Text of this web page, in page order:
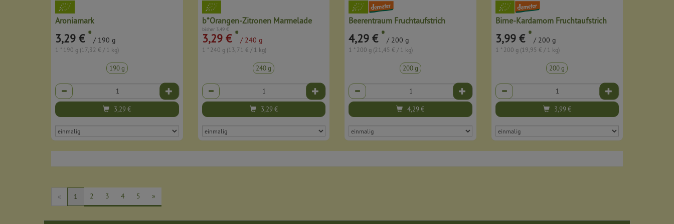
Aroniamark
3,29 € * / 190 g
1 * 190 g (17,32 € / 1 kg)
190 g
Anzahl
3,29€
b*Orangen-Zitronen Marmelade
bisher 3,49 €
3,29 €* / 240 g
1 * 240 g (13,71 € / 1 kg)
240 g
Anzahl
3,29€
Beerentraum Fruchtaufstrich
4,29 € * / 200 g
1 * 200 g (21,45 € / 1 kg)
200 g
Anzahl
4,29€
Birne-Kardamom Fruchtaufstrich
3,99 €* / 200 g
1 * 200 g (19,95 € / 1 kg)
200 g
Anzahl
3,99€
« 1 2 3 4 5 »